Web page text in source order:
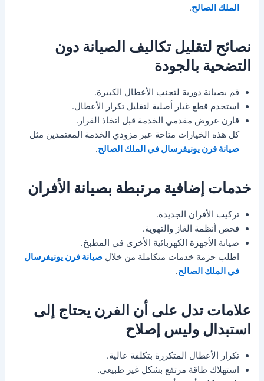
الملك الصالح.
نصائح لتقليل تكاليف الصيانة دون
التضحية بالجودة
قم بصيانة دورية لتجنب الأعطال الكبيرة.
استخدم قطع غيار أصلية لتقليل تكرار الأعطال.
قارن عروض مقدمي الخدمة قبل اتخاذ القرار.
كل هذه الخيارات متاحة عبر مزودي الخدمة المعتمدين مثل
صيانة فرن يونيفرسال في الملك الصالح.
خدمات إضافية مرتبطة بصيانة الأفران
تركيب الأفران الجديدة.
فحص أنظمة الغاز والتهوية.
صيانة الأجهزة الكهربائية الأخرى في المطبخ.
اطلب حزمة خدمات متكاملة من خلالصيانة فرن يونيفرسال
في الملك الصالح.
علامات تدل على أن الفرن يحتاج إلى
استبدال وليس إصلاح
تكرار الأعطال المتكررة بتكلفة عالية.
استهلاك طاقة مرتفع بشكل غير طبيعي.